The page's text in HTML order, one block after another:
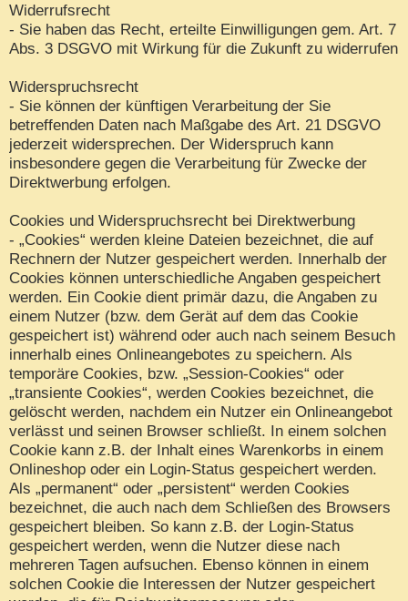
Widerrufsrecht
- Sie haben das Recht, erteilte Einwilligungen gem. Art. 7
Abs. 3 DSGVO mit Wirkung für die Zukunft zu widerrufen
Widerspruchsrecht
- Sie können der künftigen Verarbeitung der Sie
betreffenden Daten nach Maßgabe des Art. 21 DSGVO
jederzeit widersprechen. Der Widerspruch kann
insbesondere gegen die Verarbeitung für Zwecke der
Direktwerbung erfolgen.
Cookies und Widerspruchsrecht bei Direktwerbung
- „Cookies“ werden kleine Dateien bezeichnet, die auf
Rechnern der Nutzer gespeichert werden. Innerhalb der
Cookies können unterschiedliche Angaben gespeichert
werden. Ein Cookie dient primär dazu, die Angaben zu
einem Nutzer (bzw. dem Gerät auf dem das Cookie
gespeichert ist) während oder auch nach seinem Besuch
innerhalb eines Onlineangebotes zu speichern. Als
temporäre Cookies, bzw. „Session-Cookies“ oder
„transiente Cookies“, werden Cookies bezeichnet, die
gelöscht werden, nachdem ein Nutzer ein Onlineangebot
verlässt und seinen Browser schließt. In einem solchen
Cookie kann z.B. der Inhalt eines Warenkorbs in einem
Onlineshop oder ein Login-Status gespeichert werden.
Als „permanent“ oder „persistent“ werden Cookies
bezeichnet, die auch nach dem Schließen des Browsers
gespeichert bleiben. So kann z.B. der Login-Status
gespeichert werden, wenn die Nutzer diese nach
mehreren Tagen aufsuchen. Ebenso können in einem
solchen Cookie die Interessen der Nutzer gespeichert